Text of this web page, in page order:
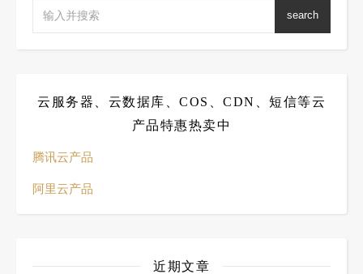
search
云服务器、云数据库、COS、CDN、短信等云
产品特惠热卖中
腾讯云产品
阿里云产品
近期文章